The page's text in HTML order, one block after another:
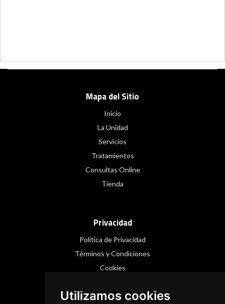
Utilizamos cookies
Mapa del Sitio
Inicio
La Unidad
Servicios
Tratamientos
Consultas Online
Tienda
Privacidad
Política de Privacidad
Términos y Condiciones
Cookies